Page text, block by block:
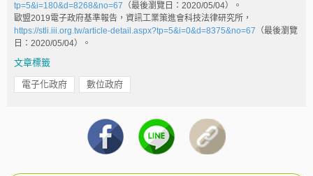
tp=5&i=180&d=8268&no=67 （最後瀏覽日：2020/05/04）。
歐盟2019電子政府基準報告，資訊工業策進會科技法律研究所，
https://stli.iii.org.tw/article-detail.aspx?tp=5&i=0&d=8375&no=67 （最後瀏覽
日：2020/05/04）。
文章標籤
電子化政府 數位政府